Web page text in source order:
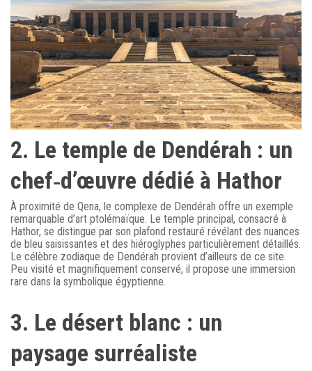
2. Le temple de Dendérah : un
chef‑d’œuvre dédié à Hathor
À proximité de Qena, le complexe de Dendérah offre un exemple
remarquable d’art ptolémaïque. Le temple principal, consacré à
Hathor, se distingue par son plafond restauré révélant des nuances
de bleu saisissantes et des hiéroglyphes particulièrement détaillés.
Le célèbre zodiaque de Dendérah provient d’ailleurs de ce site.
Peu visité et magnifiquement conservé, il propose une immersion
rare dans la symbolique égyptienne.
3. Le désert blanc : un
paysage surréaliste